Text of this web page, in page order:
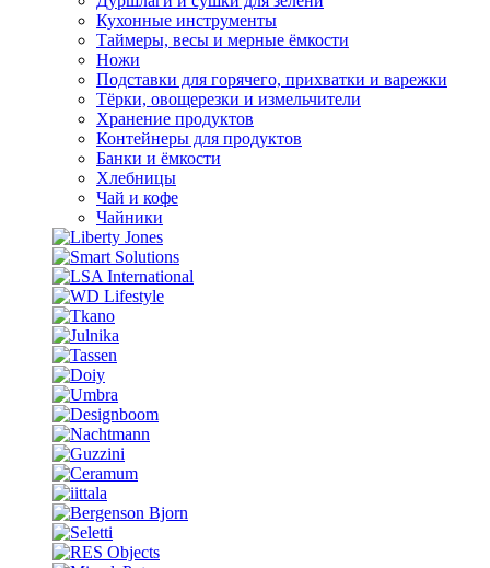
Кухонные инструменты
Таймеры, весы и мерные ёмкости
Ножи
Подставки для горячего, прихватки и варежки
Тёрки, овощерезки и измельчители
Хранение продуктов
Контейнеры для продуктов
Банки и ёмкости
Хлебницы
Чай и кофе
Чайники